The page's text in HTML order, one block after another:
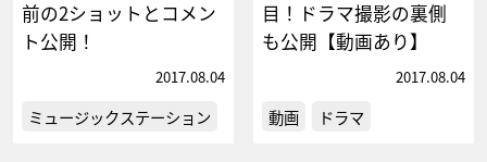
前の2ショットとコメン
ト公開！
2017.08.04
ミュージックステーション
目！ドラマ撮影の裏側
も公開【動画あり】
2017.08.04
動画 ドラマ